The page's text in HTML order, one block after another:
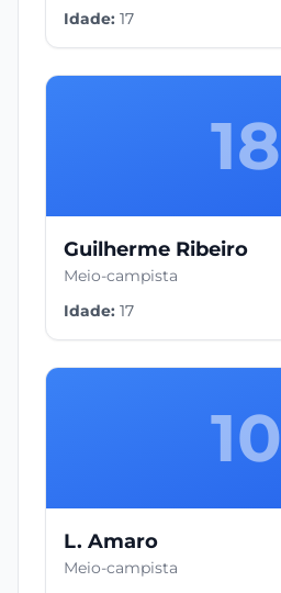
Idade: 17
18
Guilherme Ribeiro
Meio-campista
Idade: 17
10
L. Amaro
Meio-campista